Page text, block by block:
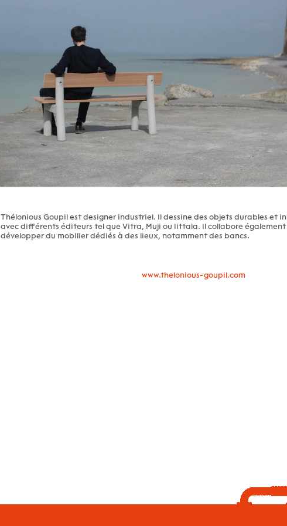
Thélonious Goupil est designer industriel. Il dessine des objets durables et
avec différents éditeurs tel que Vitra, Muji ou Iittala. Il collabore
développer du mobilier dédiés à des lieux, notamment des bancs.
www.thelonious-goupil.com